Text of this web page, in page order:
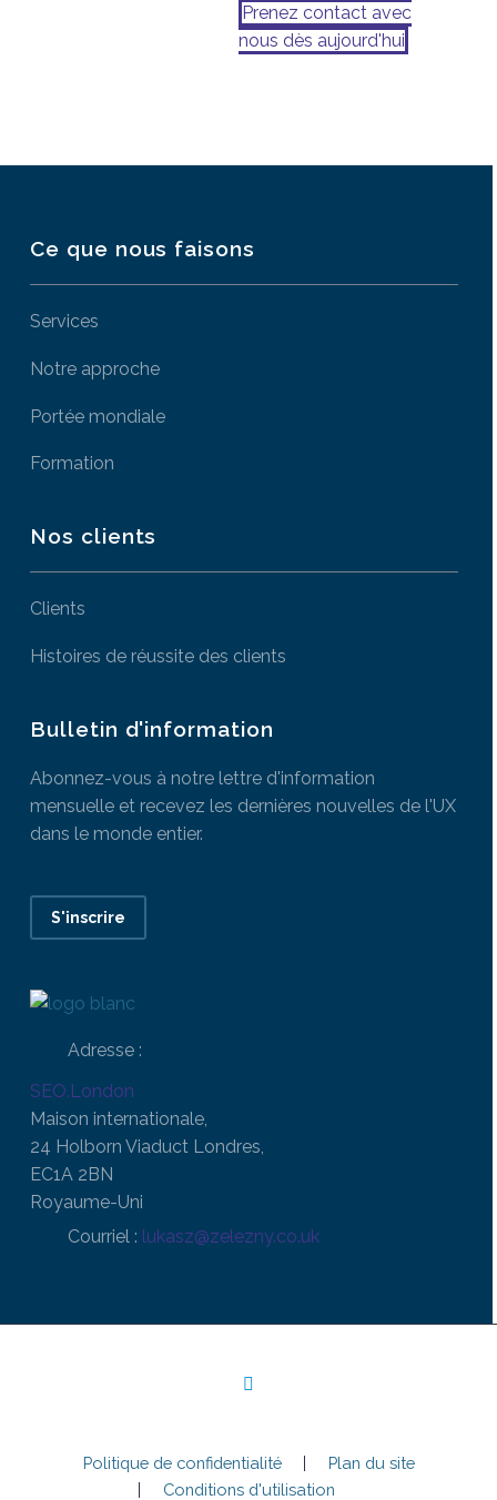
Prenez contact avec
nous dès aujourd'hui
Ce que nous faisons
Services
Notre approche
Portée mondiale
Formation
Nos clients
Clients
Histoires de réussite des clients
Bulletin d'information
Abonnez-vous à notre lettre d'information
mensuelle et recevez les dernières nouvelles de l'UX
dans le monde entier.
S'inscrire
Adresse :
SEO.London
Maison internationale,
24 Holborn Viaduct Londres,
EC1A 2BN
Royaume-Uni
Courriel : lukasz@zelezny.co.uk
Politique de confidentialité
Plan du site
Conditions d'utilisation